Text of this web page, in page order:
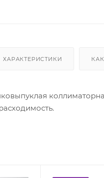
ХАРАКТЕРИСТИКИ